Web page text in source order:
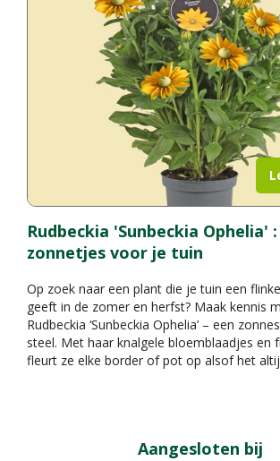
Rudbeckia 'Sunbeckia Ophelia'
zonnetjes voor je tuin
Op zoek naar een plant die je tuin een
geeft in de zomer en herfst? Maak kennis
Rudbeckia ‘Sunbeckia Ophelia’ – een
steel. Met haar knalgele bloemblaadjes en
fleurt ze elke border of pot op alsof het
Aangesloten bij